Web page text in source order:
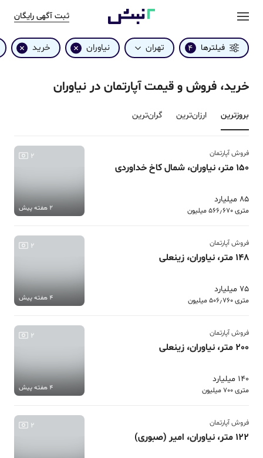
ثبت آگهی رایگان
فیلترها 4 تهران نیاوران خرید
خرید، فروش و قیمت آپارتمان در نیاوران
بروزترین‌ ارزان‌ترین گران‌ترین
فروش آپارتمان
150 متر، نیاوران، شمال کاخ خداوردی
85 میلیارد
متری 566٫670 میلیون
2
2 هفته پیش
فروش آپارتمان
148 متر، نیاوران، زینعلی
75 میلیارد
متری 506٫760 میلیون
2
4 هفته پیش
فروش آپارتمان
200 متر، نیاوران، زینعلی
140 میلیارد
متری 700 میلیون
2
4 هفته پیش
فروش آپارتمان
122 متر، نیاوران، امیر (صبوری)
2